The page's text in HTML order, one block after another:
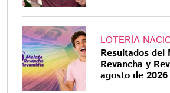
LOTERÍA
Resultados del
Revancha y
agosto de 2026